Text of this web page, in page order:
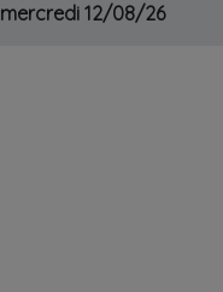
mercredi 12/08/26